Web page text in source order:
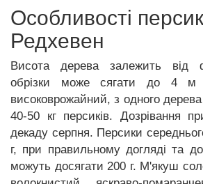
Особливості
Редхевен
Висота дерева залежить від
обрізки може сягати до 4 м
високоврожайний, з одного
40-50 кг персиків. Дозрівання
декаду серпня. Персики
г, при правильному догляді та
можуть досягати 200 г. М'якуш